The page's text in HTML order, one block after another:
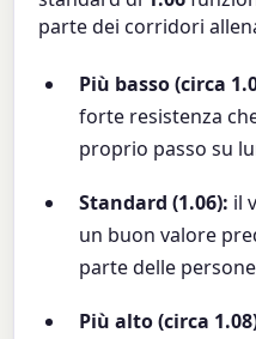
parte dei corridori
Più basso (circa
forte resistenza
proprio passo su
Standard (1.06): il
un buon valore
parte delle
Più alto (circa